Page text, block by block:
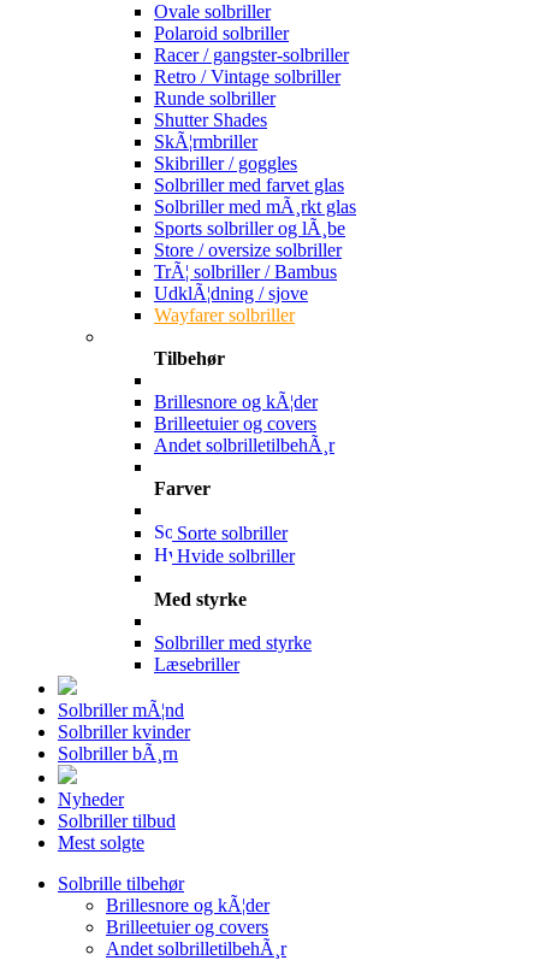
Ovale solbriller
Polaroid solbriller
Racer / gangster-solbriller
Retro / Vintage solbriller
Runde solbriller
Shutter Shades
SkÃ¦rmbriller
Skibriller / goggles
Solbriller med farvet glas
Solbriller med mÃ¸rkt glas
Sports solbriller og lÃ¸be
Store / oversize solbriller
TrÃ¦ solbriller / Bambus
UdklÃ¦dning / sjove
Wayfarer solbriller
Tilbehør
Brillesnore og kÃ¦der
Brilleetuier og covers
Andet solbrilletilbehÃ¸r
Farver
Sorte solbriller
Hvide solbriller
Med styrke
Solbriller med styrke
Læsebriller
Solbriller mÃ¦nd
Solbriller kvinder
Solbriller bÃ¸rn
Nyheder
Solbriller tilbud
Mest solgte
Solbrille tilbehør
Brillesnore og kÃ¦der
Brilleetuier og covers
Andet solbrilletilbehÃ¸r